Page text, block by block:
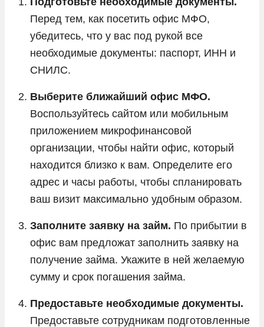
Перед тем, как посетить офис МФО,
убедитесь, что у вас под рукой все
необходимые документы: паспорт, ИНН и
СНИЛС.
Выберите ближайший офис МФО.
Воспользуйтесь сайтом или мобильным
приложением микрофинансовой
организации, чтобы найти офис, который
находится близко к вам. Определите его
адрес и часы работы, чтобы спланировать
ваш визит максимально удобным образом.
Заполните заявку на займ. По прибытии в
офис вам предложат заполнить заявку на
получение займа. Укажите в ней желаемую
сумму и срок погашения займа.
Предоставьте необходимые документы.
Предоставьте сотрудникам подготовленные